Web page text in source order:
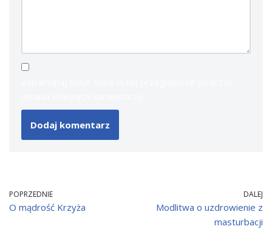
POPRZEDNIE
O mądrość Krzyża
DALEJ
Modlitwa o uzdrowienie z
masturbacji